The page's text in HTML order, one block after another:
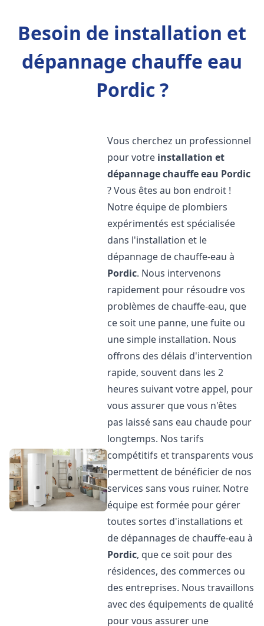
Besoin de installation et
dépannage chauffe eau
Pordic ?
Vous cherchez un professionnel
pour votre installation et
dépannage chauffe eau Pordic
? Vous êtes au bon endroit !
Notre équipe de plombiers
expérimentés est spécialisée
dans l'installation et le
dépannage de chauffe-eau à
Pordic. Nous intervenons
rapidement pour résoudre vos
problèmes de chauffe-eau, que
ce soit une panne, une fuite ou
une simple installation. Nous
offrons des délais d'intervention
rapide, souvent dans les 2
heures suivant votre appel, pour
vous assurer que vous n'êtes
pas laissé sans eau chaude pour
longtemps. Nos tarifs
compétitifs et transparents vous
permettent de bénéficier de nos
services sans vous ruiner. Notre
équipe est formée pour gérer
toutes sortes d'installations et
de dépannages de chauffe-eau à
Pordic, que ce soit pour des
résidences, des commerces ou
des entreprises. Nous travaillons
avec des équipements de qualité
pour vous assurer une